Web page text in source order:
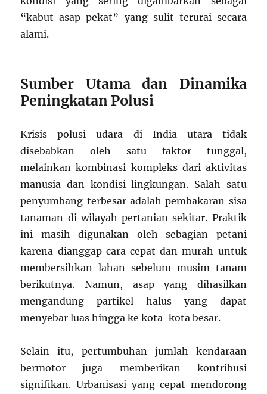
“kabut asap pekat” yang sulit terurai secara
alami.
Sumber Utama dan Dinamika
Peningkatan Polusi
Krisis polusi udara di India utara tidak
disebabkan oleh satu faktor tunggal,
melainkan kombinasi kompleks dari aktivitas
manusia dan kondisi lingkungan. Salah satu
penyumbang terbesar adalah pembakaran sisa
tanaman di wilayah pertanian sekitar. Praktik
ini masih digunakan oleh sebagian petani
karena dianggap cara cepat dan murah untuk
membersihkan lahan sebelum musim tanam
berikutnya. Namun, asap yang dihasilkan
mengandung partikel halus yang dapat
menyebar luas hingga ke kota-kota besar.
Selain itu, pertumbuhan jumlah kendaraan
bermotor juga memberikan kontribusi
signifikan. Urbanisasi yang cepat mendorong